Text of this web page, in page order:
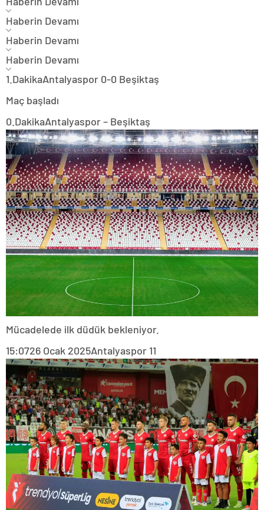
Haberin Devamı
Haberin Devamı
Haberin Devamı
1.DakikaAntalyaspor 0-0 Beşiktaş
Maç başladı
0.DakikaAntalyaspor – Beşiktaş
Mücadelede ilk düdük bekleniyor.
15:0726 Ocak 2025Antalyaspor 11